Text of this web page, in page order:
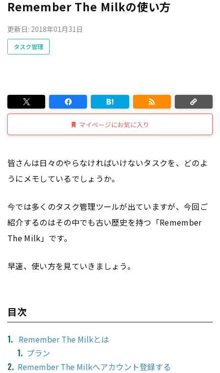
Remember The Milkの使い方
更新日: 2018年01月31日
タスク管理
マイページにお気に入り
皆さんは日々のやらなければいけないタスクを、どのよ
うにメモしているでしょうか。
今では多くのタスク管理ツールが出ていますが、今回ご
紹介するのはその中でも古い歴史を持つ「Remember
The Milk」です。
早速、使い方を見ていきましょう。
目次
Remember The Milkとは
プラン
Remember The Milkへアカウント登録する